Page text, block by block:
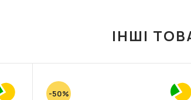
ІНШІ
-50%